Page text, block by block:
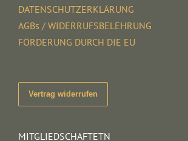
DATENSCHUTZERKLÄRUNG
AGBs / WIDERRUFSBELEHRUNG
FÖRDERUNG DURCH DIE EU
Vertrag widerrufen
MITGLIEDSCHAFTETN